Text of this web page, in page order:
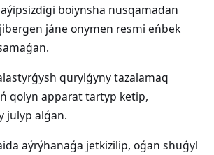
boiynsha nusqamadan
jáne onymen resmi eńbek
qurylǵyny tazalamaq
qolyn apparat tartyp ketip,
julyp alǵan.
aýrýhanaǵa jetkizilip, oǵan shuǵyl